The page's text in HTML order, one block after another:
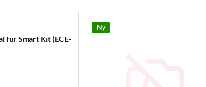
für Smart Kit (ECE-
Ny